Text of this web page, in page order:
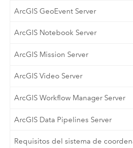
ArcGIS GeoEvent Server
ArcGIS Notebook Server
ArcGIS Mission Server
ArcGIS Video Server
ArcGIS Workflow Manager Server
ArcGIS Data Pipelines Server
Requisitos del sistema de